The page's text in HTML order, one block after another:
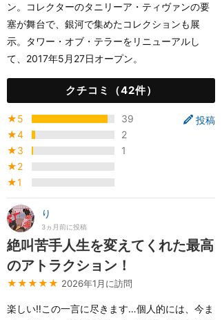
ン。コレクターのタニリーア・ティヴァンの要
塞が舞台で、銀河で集めたコレクションも展
示。タワー・オブ・テラーをリニューアルし
て、2017年5月27日オープン。
クチコミ（42件）
投稿
★5
39
★4
2
★3
1
★2
★1
り
3ヵ月前に投稿
絶叫苦手人生を変えてくれた最高
のアトラクション！
★★★★★ 2026年1月に訪問
楽しい‼️この一言に尽きます…個人的には、今ま